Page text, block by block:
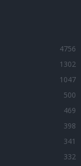
4756
1302
1047
500
469
398
341
332